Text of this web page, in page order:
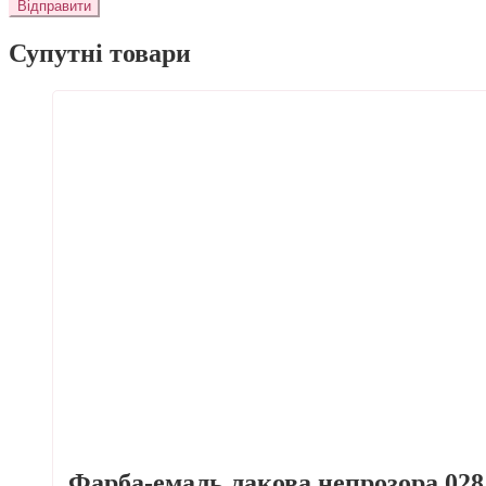
Супутні товари